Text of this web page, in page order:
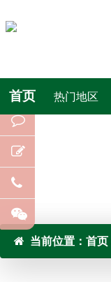
首页 热门地区
当前位置： 首页